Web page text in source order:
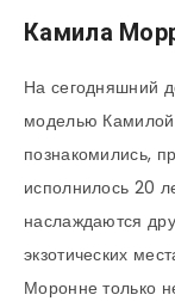
Камила
На сегодняшний
моделью
познакомились,
исполнилось 20
наслаждаются
экзотических
Моронне только